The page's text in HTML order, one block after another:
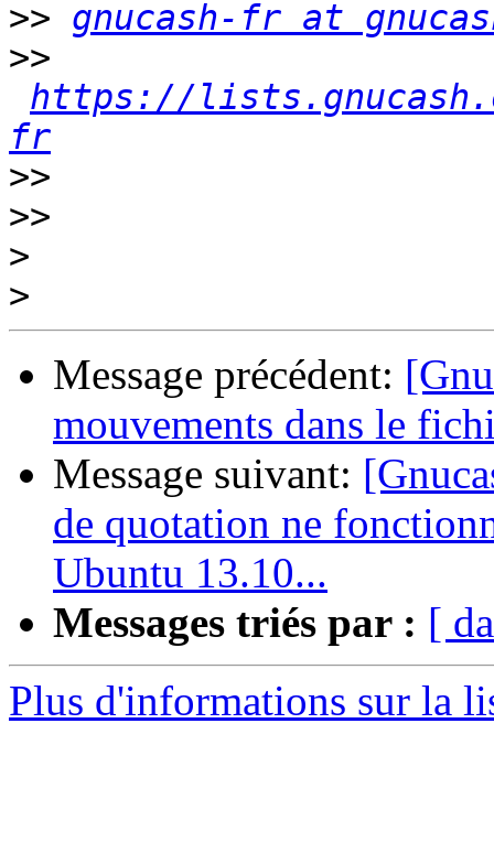
>> gnucash-fr at
>>
https://
fr
>>
>>
>
>
Message précédent:
mouvements dans le
Message suivant:
de quotation ne
Ubuntu 13.10...
Messages triés par : [
Plus d'informations sur la